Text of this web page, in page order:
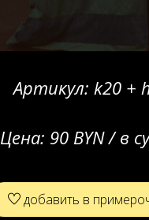
Артикул: k20 +
Цена: 90 BYN / в
добавить в